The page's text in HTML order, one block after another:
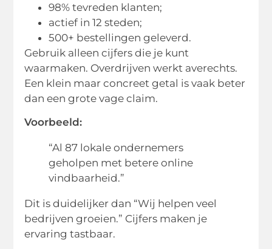
98% tevreden klanten;
actief in 12 steden;
500+ bestellingen geleverd.
Gebruik alleen cijfers die je kunt
waarmaken. Overdrijven werkt averechts.
Een klein maar concreet getal is vaak beter
dan een grote vage claim.
Voorbeeld:
“Al 87 lokale ondernemers
geholpen met betere online
vindbaarheid.”
Dit is duidelijker dan “Wij helpen veel
bedrijven groeien.” Cijfers maken je
ervaring tastbaar.